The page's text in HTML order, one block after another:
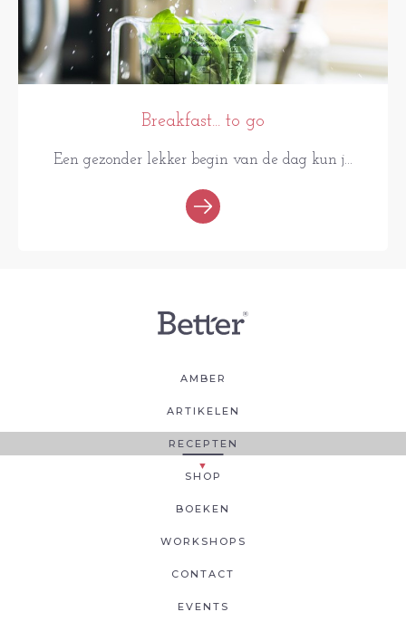
Breakfast... to go
Een gezonder lekker begin van de dag kun j...
AMBER
ARTIKELEN
RECEPTEN
SHOP
BOEKEN
WORKSHOPS
CONTACT
EVENTS